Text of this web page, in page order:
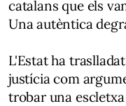
catalans que els
Una autèntica
L'Estat ha
justícia com
trobar una